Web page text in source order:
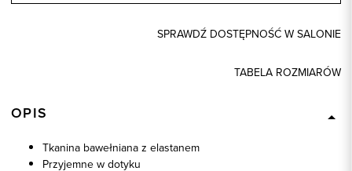
SPRAWDŹ DOSTĘPNOŚĆ W SALONIE
TABELA ROZMIARÓW
OPIS
Tkanina bawełniana z elastanem
Przyjemne w dotyku